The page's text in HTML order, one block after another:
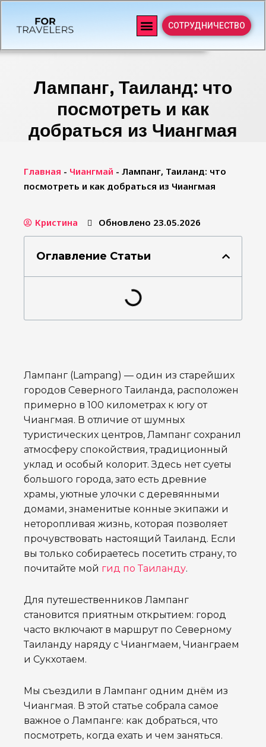
СОТРУДНИЧЕСТВО
Лампанг, Таиланд: что
посмотреть и как
добраться из Чиангмая
Главная - Чиангмай - Лампанг, Таиланд: что
посмотреть и как добраться из Чиангмая
Кристина Обновлено 23.05.2026
Оглавление Статьи
Лампанг (Lampang) — один из старейших
городов Северного Таиланда, расположен
примерно в 100 километрах к югу от
Чиангмая. В отличие от шумных
туристических центров, Лампанг сохранил
атмосферу спокойствия, традиционный
уклад и особый колорит. Здесь нет суеты
большого города, зато есть древние
храмы, уютные улочки с деревянными
домами, знаменитые конные экипажи и
неторопливая жизнь, которая позволяет
прочувствовать настоящий Таиланд. Если
вы только собираетесь посетить страну, то
почитайте мой гид по Таиланду.
Для путешественников Лампанг
становится приятным открытием: город
часто включают в маршрут по Северному
Таиланду наряду с Чиангмаем, Чианграем
и Сукхотаем.
Мы съездили в Лампанг одним днём из
Чиангмая. В этой статье собрала самое
важное о Лампанге: как добраться, что
посмотреть, когда ехать и чем заняться.